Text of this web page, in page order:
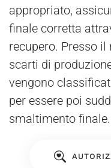
appropriato,
finale corretta
recupero. Presso
scarti di
vengono
per essere poi
smaltimento finale.